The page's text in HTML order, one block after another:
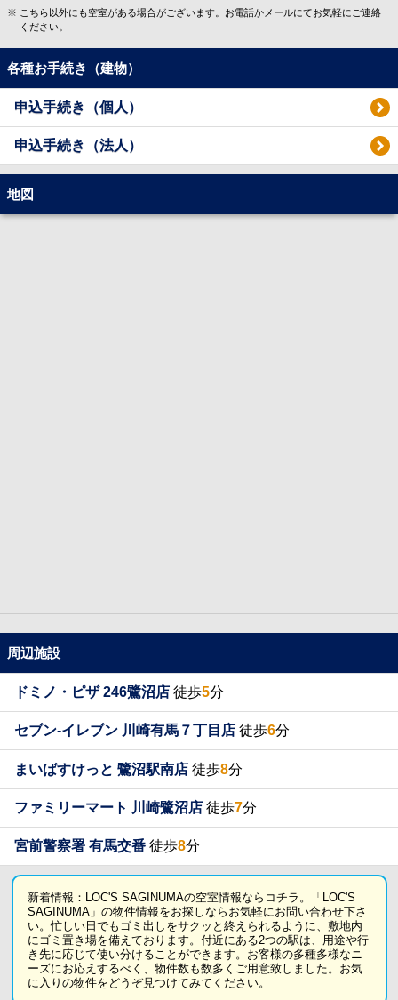
こちら以外にも空室がある場合がございます。お電話かメールにてお気軽にご連絡
ください。
各種お手続き（建物）
申込手続き（個人）
申込手続き（法人）
地図
周辺施設
ドミノ・ピザ 246鷺沼店 徒歩5分
セブン-イレブン 川崎有馬７丁目店 徒歩6分
まいばすけっと 鷺沼駅南店 徒歩8分
ファミリーマート 川崎鷺沼店 徒歩7分
宮前警察署 有馬交番 徒歩8分
新着情報：LOC'S SAGINUMAの空室情報ならコチラ。「LOC'S
SAGINUMA」の物件情報をお探しならお気軽にお問い合わせ下さ
い。忙しい日でもゴミ出しをサクッと終えられるように、敷地内
にゴミ置き場を備えております。付近にある2つの駅は、用途や行
き先に応じて使い分けることができます。お客様の多種多様なニ
ーズにお応えするべく、物件数も数多くご用意致しました。お気
に入りの物件をどうぞ見つけてみてください。